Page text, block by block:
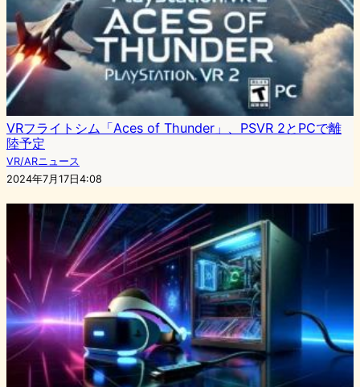
VRフライトシム「Aces of Thunder」、PSVR 2とPCで離
陸予定
VR/ARニュース
2024年7月17日4:08